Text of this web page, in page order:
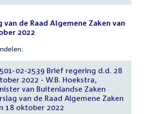
van de Raad Algemene Zaken van
2022
02-2539 Brief regering d.d. 28
2022 - W.B. Hoekstra,
van Buitenlandse Zaken
van de Raad Algemene Zaken
18 oktober 2022